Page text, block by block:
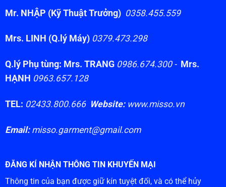
Mr. NHẬP (Kỹ Thuật Trưởng) 0358.455.559
Mrs. LINH (Q.lý Máy) 0379.473.298
Q.lý Phụ tùng: Mrs. TRANG 0986.674.300 - Mrs.
HẠNH 0963.657.128
TEL: 02433.800.666 Website:www.misso.vn
Email:misso.garment@gmail.com
ĐĂNG KÍ NHẬN THÔNG TIN KHUYẾN MẠI
Thông tin của bạn được giữ kín tuyệt đối, và có thể hủy